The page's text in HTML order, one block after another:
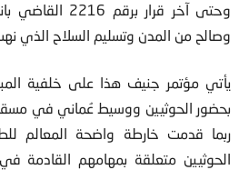
وحتى آخر قرار
وصالح من المدن وتسليم السلاح الذي
يأتي مؤتمر جنيف هذا على خلفية
بحضور الحوثيين ووسيط عُماني في
ربما قدمت خارطة واضحة المعالم
الحوثيين متعلقة بمهامهم